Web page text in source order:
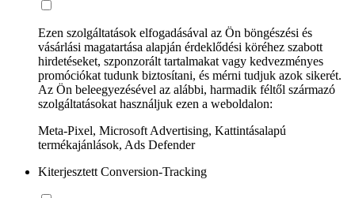
Ezen szolgáltatások elfogadásával az Ön böngészési és
vásárlási magatartása alapján érdeklődési köréhez szabott
hirdetéseket, szponzorált tartalmakat vagy kedvezményes
promóciókat tudunk biztosítani, és mérni tudjuk azok sikerét.
Az Ön beleegyezésével az alábbi, harmadik féltől származó
szolgáltatásokat használjuk ezen a weboldalon:
Meta-Pixel, Microsoft Advertising, Kattintásalapú
termékajánlások, Ads Defender
Kiterjesztett Conversion-Tracking